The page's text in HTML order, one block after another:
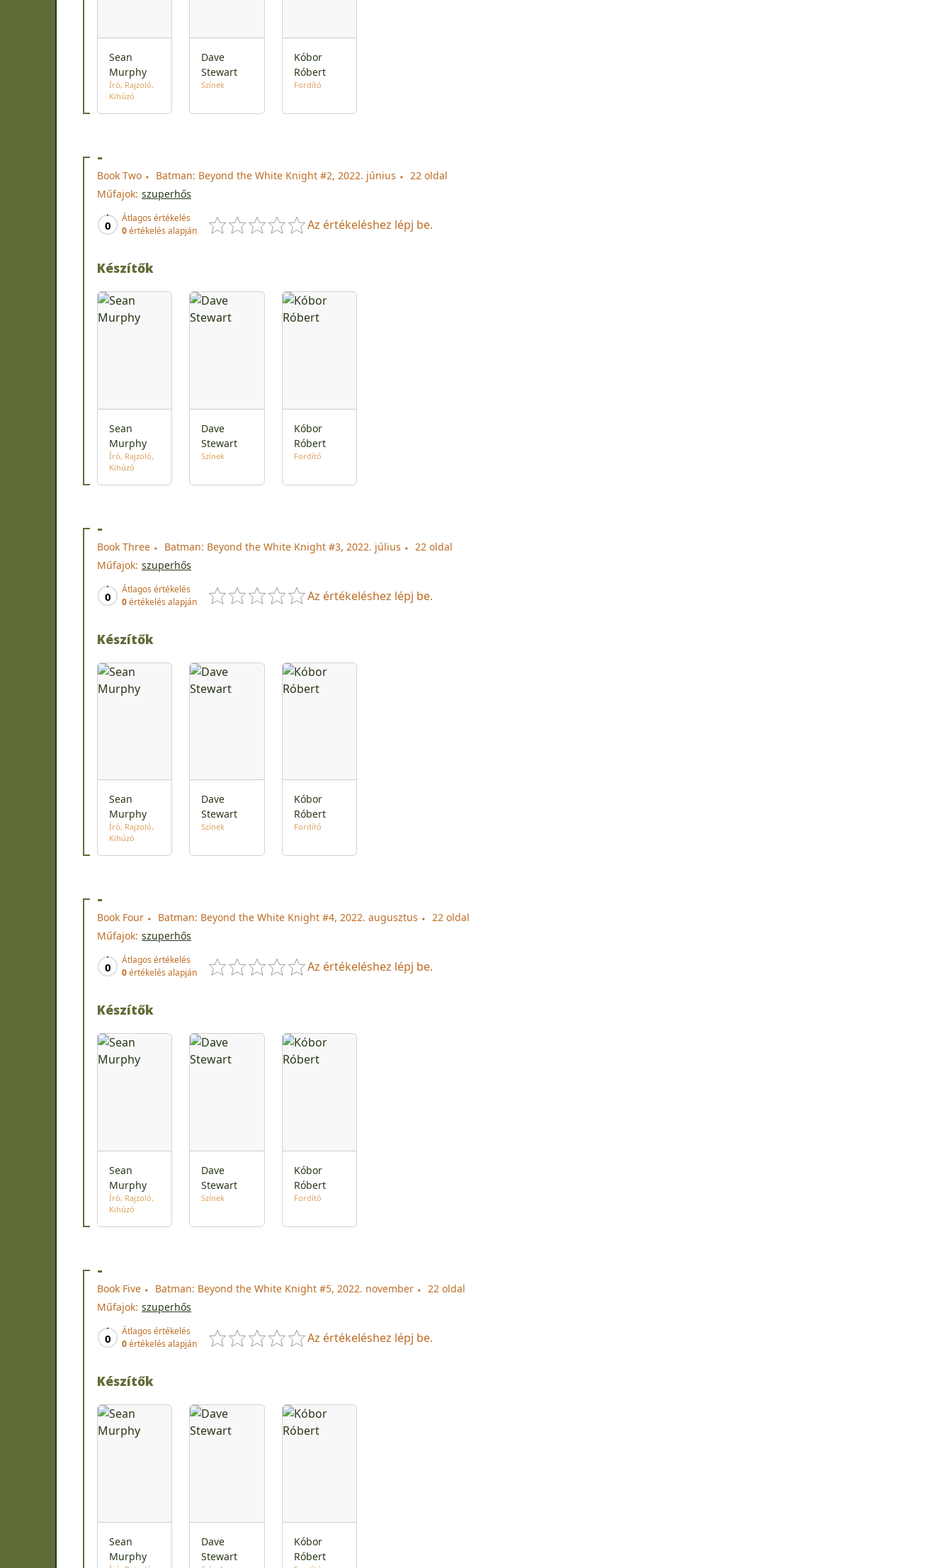
Sean
Murphy
Író Rajzoló
Kihúzó
Dave
Stewart
Színek
Kóbor
Róbert
Fordító
-
Book Two Batman: Beyond the White Knight #2, 2022. június
22 oldal
Műfajok: szuperhős
0
Átlagos értékelés
0értékelés alapján Az értékeléshez lépj be.
Készítők
Sean
Murphy
Író Rajzoló
Kihúzó
Dave
Stewart
Színek
Kóbor
Róbert
Fordító
-
Book Three Batman: Beyond the White Knight #3, 2022. július
22 oldal
Műfajok: szuperhős
0
Átlagos értékelés
0értékelés alapján Az értékeléshez lépj be.
Készítők
Sean
Murphy
Író Rajzoló
Kihúzó
Dave
Stewart
Színek
Kóbor
Róbert
Fordító
-
Book Four Batman: Beyond the White Knight #4, 2022. augusztus
22 oldal
Műfajok: szuperhős
0
Átlagos értékelés
0értékelés alapján Az értékeléshez lépj be.
Készítők
Sean
Murphy
Író Rajzoló
Kihúzó
Dave
Stewart
Színek
Kóbor
Róbert
Fordító
-
Book Five Batman: Beyond the White Knight #5, 2022. november
22 oldal
Műfajok: szuperhős
0
Átlagos értékelés
0értékelés alapján Az értékeléshez lépj be.
Készítők
Sean
Murphy
Dave
Stewart
Kóbor
Róbert